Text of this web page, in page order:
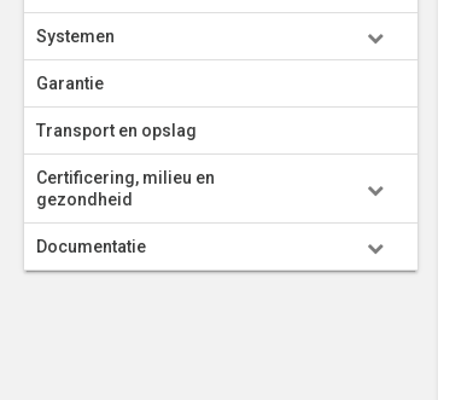
Systemen
Garantie
Transport en opslag
Certificering, milieu en
gezondheid
Documentatie